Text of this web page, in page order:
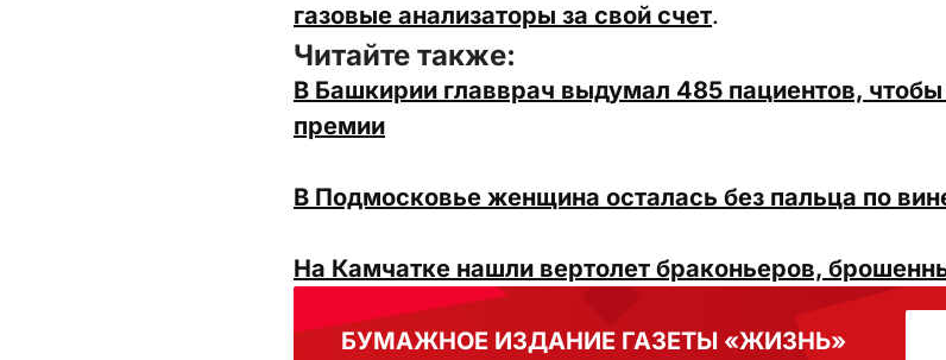
газовые анализаторы за свой счет.
Читайте также:
В Башкирии главврач выдумал 485 пациентов,
премии
В Подмосковье женщина осталась без пальца по
На Камчатке нашли вертолет браконьеров,
БУМАЖНОЕ ИЗДАНИЕ ГАЗЕТЫ «ЖИЗНЬ»